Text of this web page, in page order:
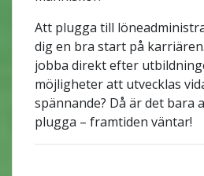
Att plugga till
dig en bra start på
jobba direkt efter
möjligheter att utvecklas
spännande? Då är det bara
plugga – framtiden väntar!